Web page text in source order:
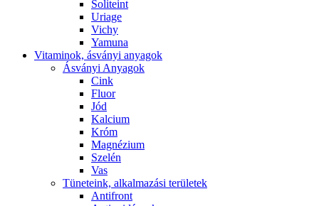
Soliteint
Uriage
Vichy
Yamuna
Vitaminok, ásványi anyagok
Ásványi Anyagok
Cink
Fluor
Jód
Kalcium
Króm
Magnézium
Szelén
Vas
Tüneteink, alkalmazási területek
Antifront